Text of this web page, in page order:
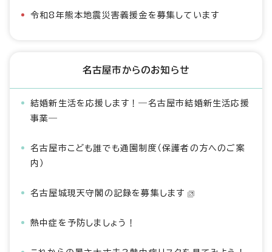
令和8年熊本地震災害義援金を募集しています
名古屋市からのお知らせ
結婚新生活を応援します！―名古屋市結婚新生活応援
事業―
名古屋市こども誰でも通園制度（保護者の方へのご案
内）
名古屋城現天守閣の記録を募集します
熱中症を予防しましょう！